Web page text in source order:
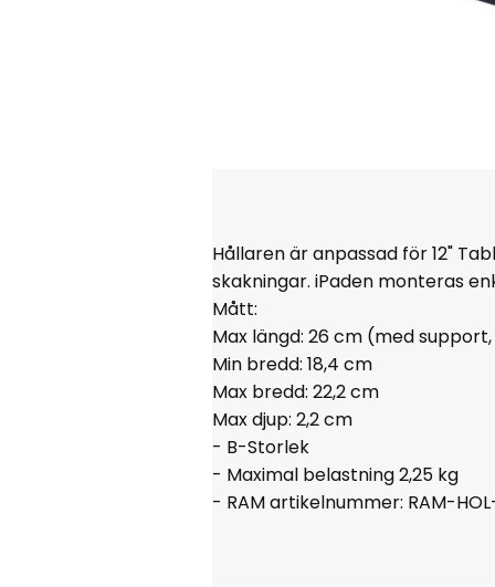
Hållaren är anpassad för 12"
skakningar. iPaden monteras
Mått:
Max längd: 26 cm (med
Min bredd: 18,4 cm
Max bredd: 22,2 cm
Max djup: 2,2 cm
- B-Storlek
- Maximal belastning 2,25 kg
- RAM artikelnummer: RAM-